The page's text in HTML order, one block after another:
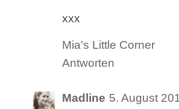
xxx
Mia's Little Corner
Antworten
Madline 5. August